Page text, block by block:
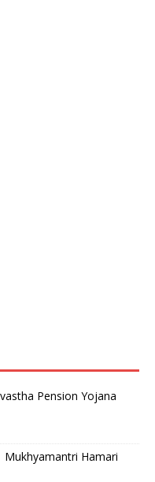
Pension Yojana
| Mukhyamantri Hamari